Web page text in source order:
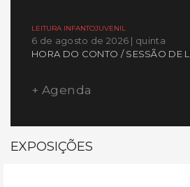
LEITURA INFANTOJUVENIL
6 de agosto de 2026 | quinta
HORA DO CONTO / SESSÃO DE
+ Agenda
EXPOSIÇÕES